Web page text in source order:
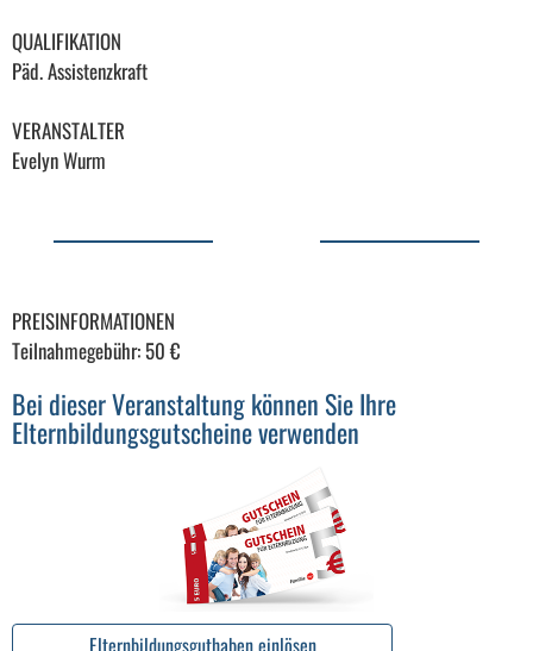
QUALIFIKATION
Päd. Assistenzkraft
VERANSTALTER
Evelyn Wurm
PREISINFORMATIONEN
Teilnahmegebühr: 50 €
Bei dieser Veranstaltung können Sie Ihre
Elternbildungsgutscheine verwenden
Elternbildungsguthaben einlösen